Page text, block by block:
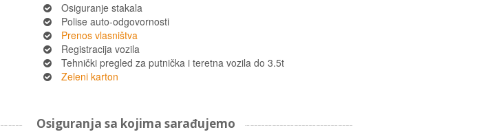
Osiguranje stakala
Polise auto-odgovornosti
Prenos vlasništva
Registracija vozila
Tehnički pregled za putnička i teretna vozila do 3.5t
Zeleni karton
Osiguranja sa kojima sarađujemo